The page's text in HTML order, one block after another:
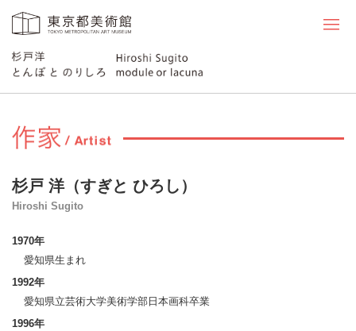
杉戸 洋（すぎと ひろし）
Hiroshi Sugito
1970年
愛知県生まれ
1992年
愛知県立芸術大学美術学部日本画科卒業
1996年